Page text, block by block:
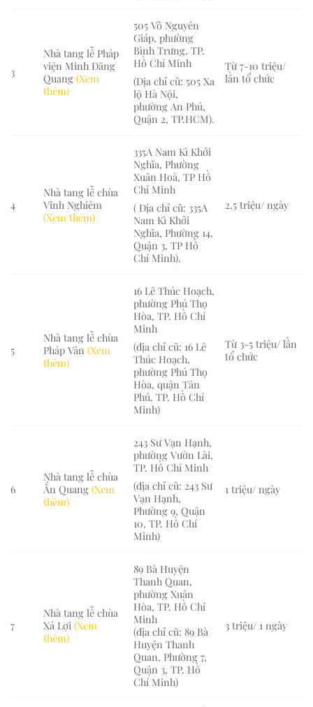
3
Nhà tang lễ Pháp
viện Minh Đăng
Quang(Xem
thêm)
505 Võ Nguyên
Giáp, phường
Bình Trưng, TP.
Hồ Chí Minh
(Địa chỉ cũ: 505 Xa
lộ Hà Nội,
phường An Phú,
Quận 2, TP.HCM).
Từ 7-10 triệu/
lần tổ chức
4
Nhà tang lễ chùa
Vĩnh Nghiêm
(Xem thêm)
335A Nam Kì Khởi
Nghĩa, Phường
Xuân Hoà, TP Hồ
Chí Minh
( Địa chỉ cũ: 335A
Nam Kì Khởi
Nghĩa, Phường 14,
Quận 3, TP Hồ
Chí Minh).
2.5 triệu/ ngày
5
Nhà tang lễ chùa
Pháp Vân(Xem
thêm)
16 Lê Thúc Hoạch,
phường Phú Thọ
Hòa, TP. Hồ Chí
Minh
(địa chỉ cũ: 16 Lê
Thúc Hoạch,
phường Phú Thọ
Hòa, quận Tân
Phú, TP. Hồ Chí
Minh)
Từ 3-5 triệu/ lần
tổ chức
6
Nhà tang lễ chùa
Ấn Quang(Xem
thêm)
243 Sư Vạn Hạnh,
phường Vườn Lài,
TP. Hồ Chí Minh
(địa chỉ cũ: 243 Sư
Vạn Hạnh,
Phường 9, Quận
10, TP. Hồ Chí
Minh)
1 triệu/ ngày
7
Nhà tang lễ chùa
Xá Lợi(Xem
thêm)
89 Bà Huyện
Thanh Quan,
phường Xuân
Hòa, TP. Hồ Chí
Minh
(địa chỉ cũ: 89 Bà
Huyện Thanh
Quan, Phường 7,
Quận 3, TP. Hồ
Chí Minh)
3 triệu/ 1 ngày